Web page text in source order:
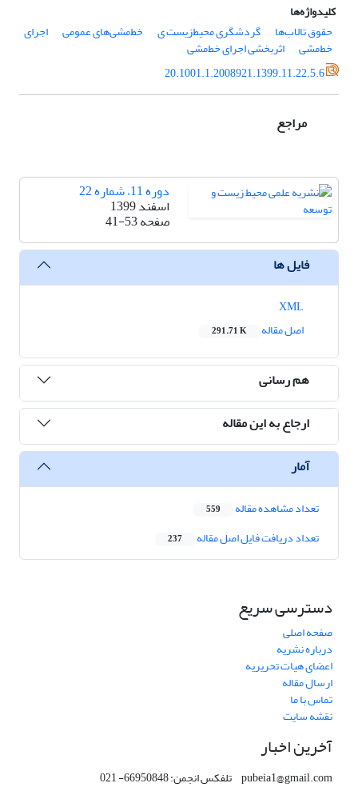
کلیدواژه‌ها
حقوق تالاب‌ها
گردشگری ‌‌محیط‌‌زیست ی خط‌مشی‌های عمومی اجرای
خط‌مشی‌
اثربخشی اجرای خط‌مشی
20.1001.1.2008921.1399.11.22.5.6
مراجع
دوره 11، شماره 22
اسفند 1399
صفحه41-53
فایل ها
اصل مقاله
291.71 K
هم رسانی
ارجاع به این مقاله
آمار
تعداد مشاهده مقاله 559
تعداد دریافت فایل اصل مقاله 237
دسترسی سریع
صفحه اصلی
درباره نشریه
اعضای هیات تحریریه
ارسال مقاله
تماس با ما
نقشه سایت
آخرین اخبار
pubeia1@gmail.com تلفکس انجمن: 66950848- 021